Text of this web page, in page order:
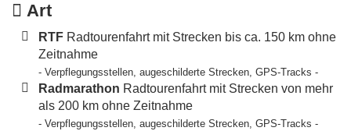
Art
RTF Radtourenfahrt mit Strecken bis ca. 150 km ohne
Zeitnahme
- Verpflegungsstellen, augeschilderte Strecken, GPS-Tracks -
Radmarathon Radtourenfahrt mit Strecken von mehr
als 200 km ohne Zeitnahme
- Verpflegungsstellen, augeschilderte Strecken, GPS-Tracks -